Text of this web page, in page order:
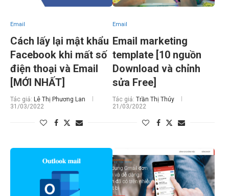
Email
Cách lấy lại mật khẩu
Facebook khi mất số
điện thoại và Email
[MỚI NHẤT]
Tác giả: Lê Thị Phương Lan
31/03/2022
Email
Email marketing
template [10 nguồn
Download và chỉnh
sửa Free]
Tác giả: Trần Thị Thúy
21/03/2022